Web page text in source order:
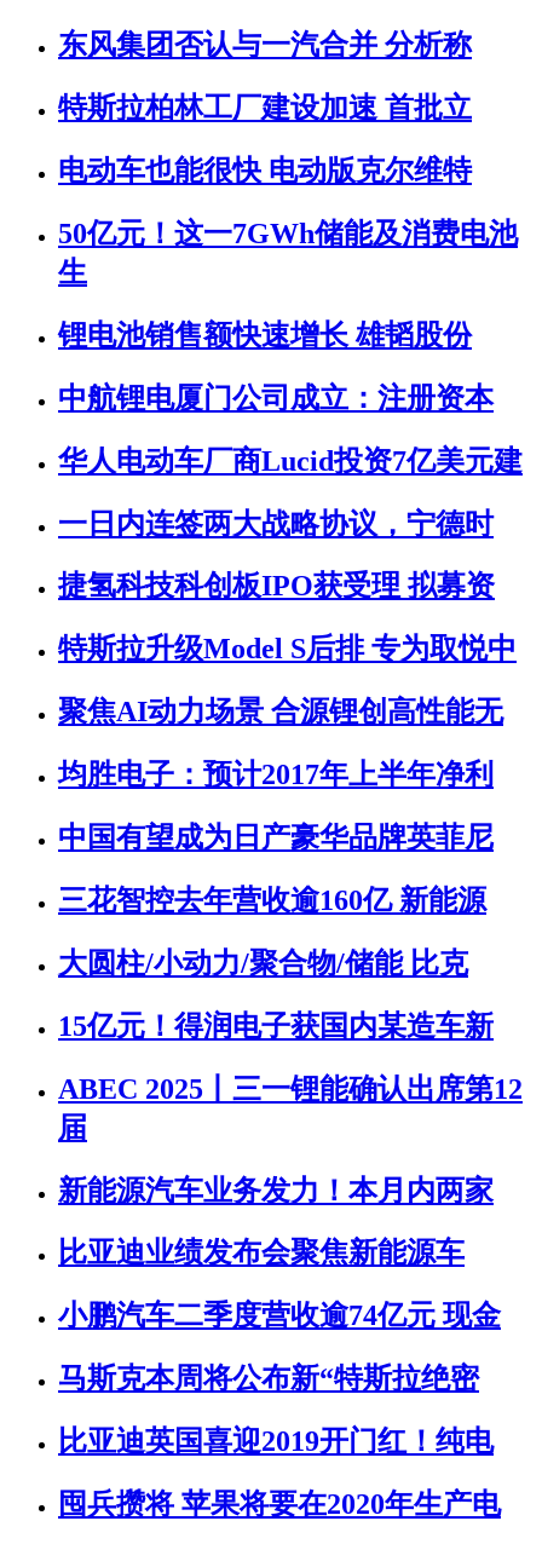
东风集团否认与一汽合并 分析称
特斯拉柏林工厂建设加速 首批立
电动车也能很快 电动版克尔维特
50亿元！这一7GWh储能及消费电池
生
锂电池销售额快速增长 雄韬股份
中航锂电厦门公司成立：注册资本
华人电动车厂商Lucid投资7亿美元建
一日内连签两大战略协议，宁德时
捷氢科技科创板IPO获受理 拟募资
特斯拉升级Model S后排 专为取悦中
聚焦AI动力场景 合源锂创高性能无
均胜电子：预计2017年上半年净利
中国有望成为日产豪华品牌英菲尼
三花智控去年营收逾160亿 新能源
大圆柱/小动力/聚合物/储能 比克
15亿元！得润电子获国内某造车新
ABEC 2025丨三一锂能确认出席第12
届
新能源汽车业务发力！本月内两家
比亚迪业绩发布会聚焦新能源车
小鹏汽车二季度营收逾74亿元 现金
马斯克本周将公布新“特斯拉绝密
比亚迪英国喜迎2019开门红！纯电
囤兵攒将 苹果将要在2020年生产电